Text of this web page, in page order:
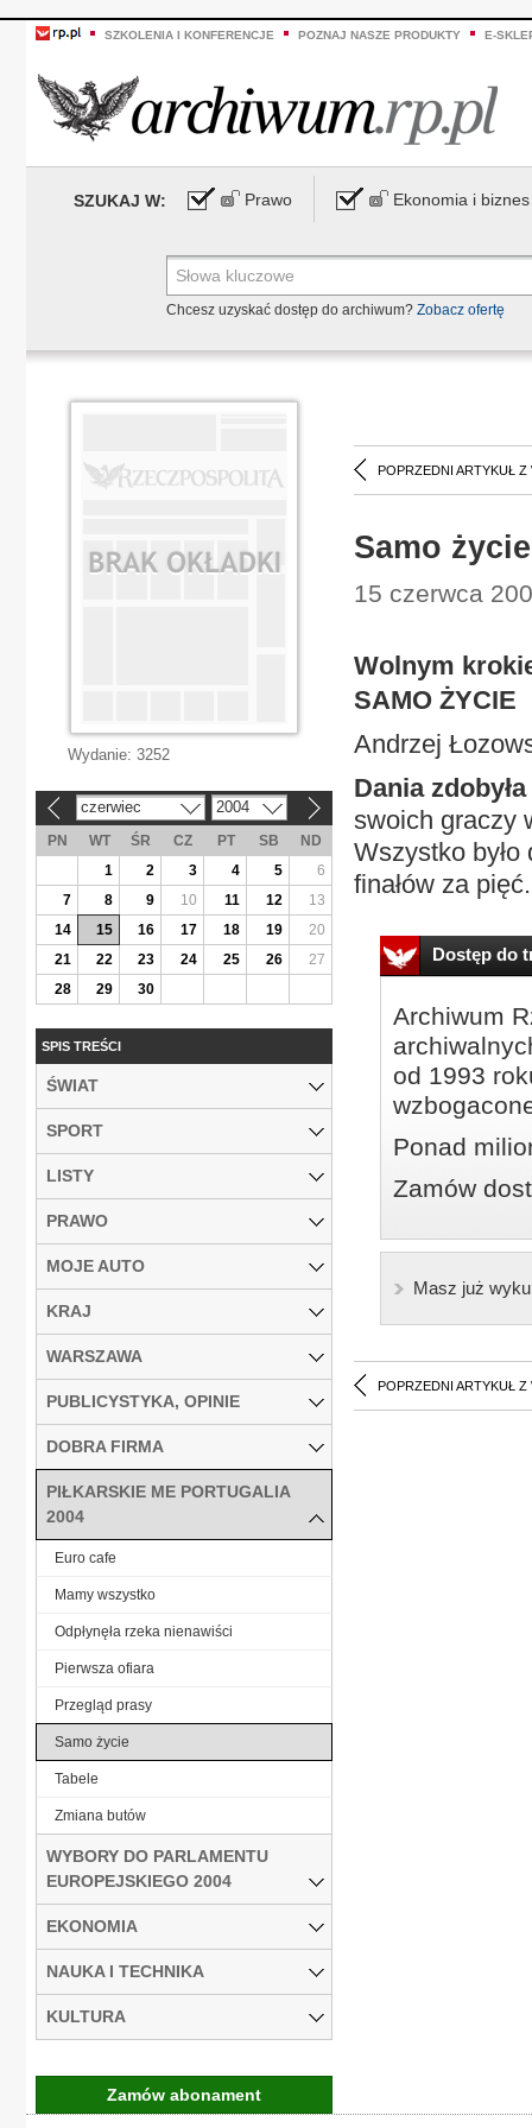
SZKOLENIA I KONFERENCJE POZNAJ NASZE PRODUKTY E-
SZUKAJ W: Prawo Ekonomia i biznes
Chcesz uzyskać dostęp do archiwum? Zobacz ofertę
POPRZEDNI ARTYKUŁ Z
Samo życie
15 czerwca
Wolnym
SAMO ŻYCIE
Andrzej
Dania
swoich graczy
Wszystko było
finałów za
Dostęp do
Archiwum
od 1993
Ponad
Zamów
Masz już
POPRZEDNI ARTYKUŁ Z
Wydanie: 3252
czerwiec 2004
PN WT ŚR CZ PT SB
ND
1
2 3 4 5
6
7
8 9 10 11 12
13
14
15 16 17 18 19
20
21
22 23 24 25 26
27
28
29 30
SPIS TREŚCI
ŚWIAT
SPORT
LISTY
PRAWO
MOJE AUTO
KRAJ
WARSZAWA
PUBLICYSTYKA, OPINIE
DOBRA FIRMA
PIŁKARSKIE ME PORTUGALIA
2004
Euro cafe
Mamy wszystko
Odpłynęła rzeka nienawiści
Pierwsza ofiara
Przegląd prasy
Samo życie
Tabele
Zmiana butów
WYBORY DO PARLAMENTU
EUROPEJSKIEGO 2004
EKONOMIA
NAUKA I TECHNIKA
KULTURA
Zamów abonament